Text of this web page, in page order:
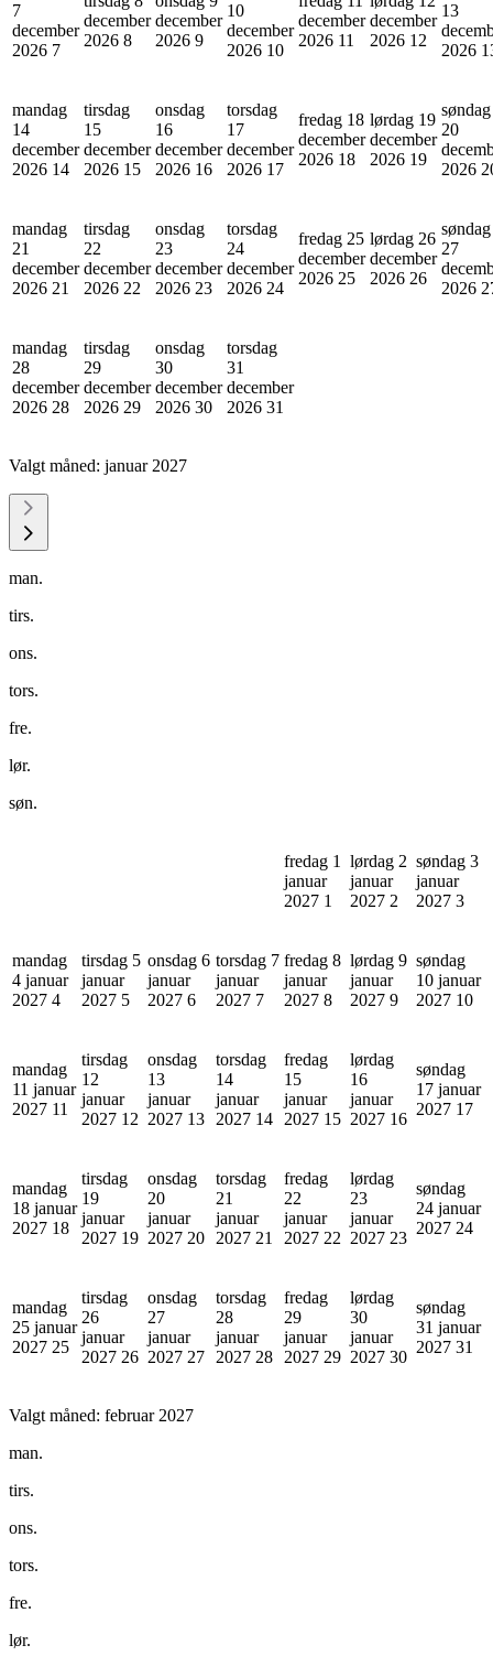
7
december
2026 7
december
2026 8
december
2026 9
10
december
2026 10
december
2026 11
december
2026 12
13
2026
mandag
14
december
2026 14
tirsdag
15
december
2026 15
onsdag
16
december
2026 16
torsdag
17
december
2026 17
fredag 18
december
2026 18
lørdag 19
december
2026 19
søndag
20
2026
mandag
21
december
2026 21
tirsdag
22
december
2026 22
onsdag
23
december
2026 23
torsdag
24
december
2026 24
fredag 25
december
2026 25
lørdag 26
december
2026 26
søndag
27
2026
mandag
28
december
2026 28
tirsdag
29
december
2026 29
onsdag
30
december
2026 30
torsdag
31
december
2026 31
Valgt måned: januar 2027
man.
tirs.
ons.
tors.
fre.
lør.
søn.
fredag 1
januar
2027 1
lørdag 2
januar
2027 2
søndag 3
januar
2027 3
mandag
4 januar
2027 4
tirsdag 5
januar
2027 5
onsdag 6
januar
2027 6
torsdag 7
januar
2027 7
fredag 8
januar
2027 8
lørdag 9
januar
2027 9
søndag
10 januar
2027 10
mandag
11 januar
2027 11
tirsdag
12
januar
2027 12
onsdag
13
januar
2027 13
torsdag
14
januar
2027 14
fredag
15
januar
2027 15
lørdag
16
januar
2027 16
søndag
17 januar
2027 17
mandag
18 januar
2027 18
tirsdag
19
januar
2027 19
onsdag
20
januar
2027 20
torsdag
21
januar
2027 21
fredag
22
januar
2027 22
lørdag
23
januar
2027 23
søndag
24 januar
2027 24
mandag
25 januar
2027 25
tirsdag
26
januar
2027 26
onsdag
27
januar
2027 27
torsdag
28
januar
2027 28
fredag
29
januar
2027 29
lørdag
30
januar
2027 30
søndag
31 januar
2027 31
Valgt måned: februar 2027
man.
tirs.
ons.
tors.
fre.
lør.